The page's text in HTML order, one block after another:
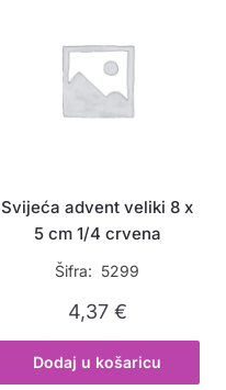
Svijeća advent veliki 8 x
5 cm 1/4 crvena
Šifra: 5299
4,37 €
Dodaj u košaricu